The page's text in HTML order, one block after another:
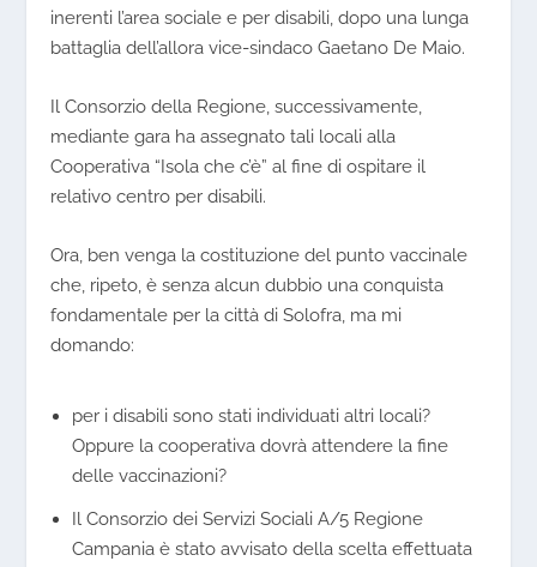
inerenti l’area sociale e per disabili, dopo una lunga
battaglia dell’allora vice-sindaco Gaetano De Maio.
Il Consorzio della Regione, successivamente,
mediante gara ha assegnato tali locali alla
Cooperativa “Isola che c’è” al fine di ospitare il
relativo centro per disabili.
Ora, ben venga la costituzione del punto vaccinale
che, ripeto, è senza alcun dubbio una conquista
fondamentale per la città di Solofra, ma mi
domando:
per i disabili sono stati individuati altri locali?
Oppure la cooperativa dovrà attendere la fine
delle vaccinazioni?
Il Consorzio dei Servizi Sociali A/5 Regione
Campania è stato avvisato della scelta effettuata